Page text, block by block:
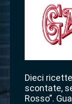
Dieci
scontate,
Rosso”.